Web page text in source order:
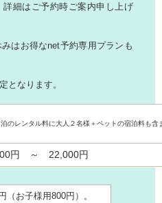
細はご予約時ご案内申し上げ
はお得なnet予約専用プランも
となります。
泊のレンタル料に大人２名様＋ペットの宿泊料も含
円 ～ 22,000円
（お子様用800円）。